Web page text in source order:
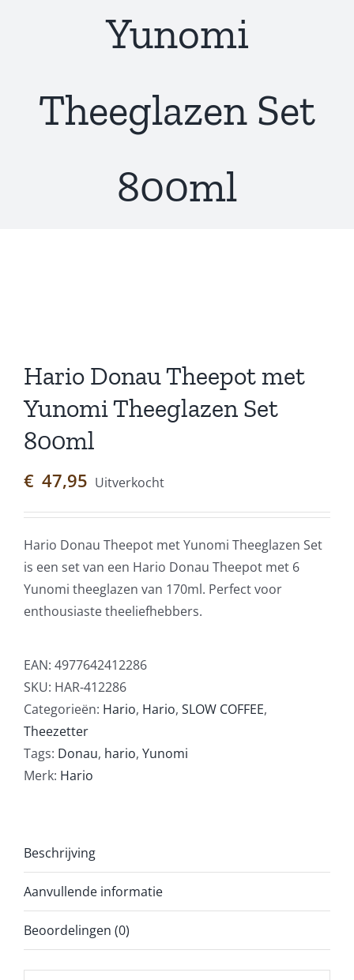
Yunomi
Theeglazen Set
800ml
Hario Donau Theepot met
Yunomi Theeglazen Set
800ml
€ 47,95 Uitverkocht
Hario Donau Theepot met Yunomi Theeglazen Set
is een set van een Hario Donau Theepot met 6
Yunomi theeglazen van 170ml. Perfect voor
enthousiaste theeliefhebbers.
EAN: 4977642412286
SKU: HAR-412286
Categorieën: Hario, Hario, SLOW COFFEE,
Theezetter
Tags: Donau, hario, Yunomi
Merk: Hario
Beschrijving
Aanvullende informatie
Beoordelingen (0)